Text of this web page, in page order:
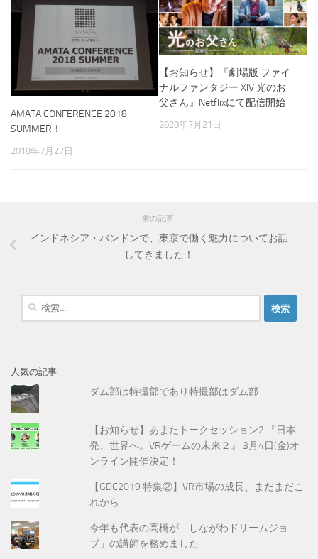
AMATA CONFERENCE 2018
SUMMER！
2018年7月27日
【お知らせ】『劇場版 ファイ
ナルファンタジー XIV 光のお
父さん』Netflixにて配信開始
2020年7月21日
前の記事
インドネシア・バンドンで、東京で働く魅力についてお話
してきました！
検
人気の記事
ダム部は特撮部であり特撮部はダム部
【お知らせ】あまたトークセッション2 『日本
発、世界へ。VRゲームの未来２』 3月4日(金)オ
ンライン開催決定！
【GDC2019 特集②】VR市場の成長、まだまだこ
れから
今年も代表の高橋が「しながわドリームジョ
ブ」の講師を務めました